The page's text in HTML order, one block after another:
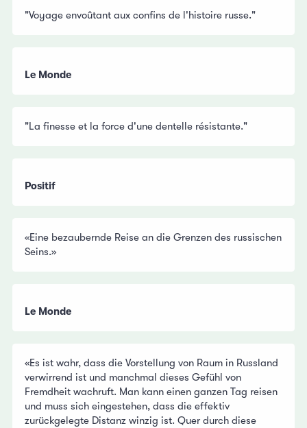
"Voyage envoûtant aux confins de l'histoire russe."
Le Monde
"La finesse et la force d'une dentelle résistante."
Positif
«Eine bezaubernde Reise an die Grenzen des russischen
Seins.»
Le Monde
«Es ist wahr, dass die Vorstellung von Raum in Russland
verwirrend ist und manchmal dieses Gefühl von
Fremdheit wachruft. Man kann einen ganzen Tag reisen
und muss sich eingestehen, dass die effektiv
zurückgelegte Distanz winzig ist. Quer durch diese